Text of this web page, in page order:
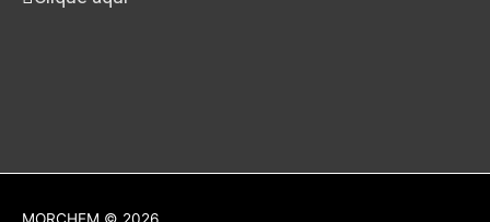
MORCHEM © 2026